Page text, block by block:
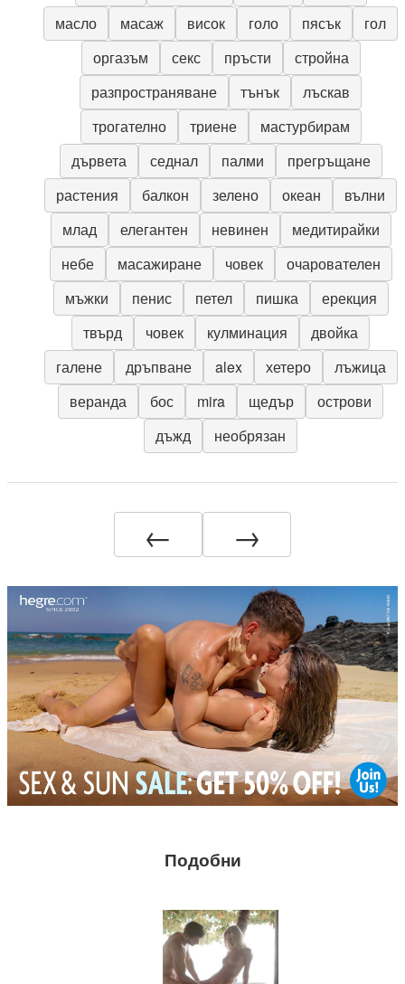
масло
масаж висок голо пясък
гол
оргазъм
секс пръсти
стройна
разпространяване
тънък
лъскав
трогателно
триене
мастурбирам
дървета
седнал палми
прегръщане
растения
балкон зелено океан
вълни
млад
елегантен невинен
медитирайки
небе
масажиране човек
очарователен
мъжки
пенис петел пишка
ерекция
твърд
човек кулминация
двойка
галене
дръпване alex хетеро
лъжица
веранда
бос mira щедър
острови
дъжд
необрязан
← →
Подобни